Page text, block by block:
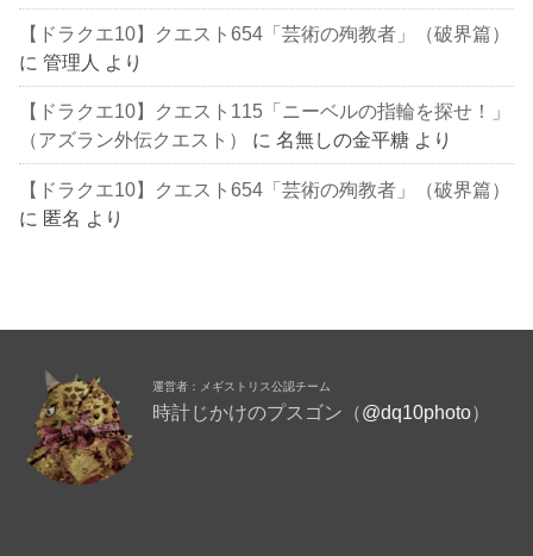
【ドラクエ10】クエスト654「芸術の殉教者」（破界篇）
に管理人 より
【ドラクエ10】クエスト115「ニーベルの指輪を探せ！」
（アズラン外伝クエスト）
に名無しの金平糖 より
【ドラクエ10】クエスト654「芸術の殉教者」（破界篇）
に 匿名 より
運営者：メギストリス公認チーム
時計じかけのプスゴン（@dq10photo）